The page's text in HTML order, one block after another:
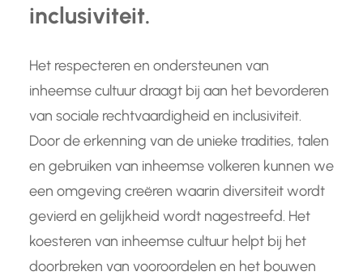
inclusiviteit.
Het respecteren en ondersteunen van
inheemse cultuur draagt bij aan het bevorderen
van sociale rechtvaardigheid en inclusiviteit.
Door de erkenning van de unieke tradities, talen
en gebruiken van inheemse volkeren kunnen we
een omgeving creëren waarin diversiteit wordt
gevierd en gelijkheid wordt nagestreefd. Het
koesteren van inheemse cultuur helpt bij het
doorbreken van vooroordelen en het bouwen